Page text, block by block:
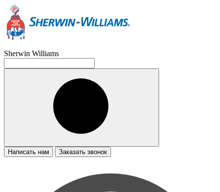
Sherwin Williams
Написать нам Заказать звонок